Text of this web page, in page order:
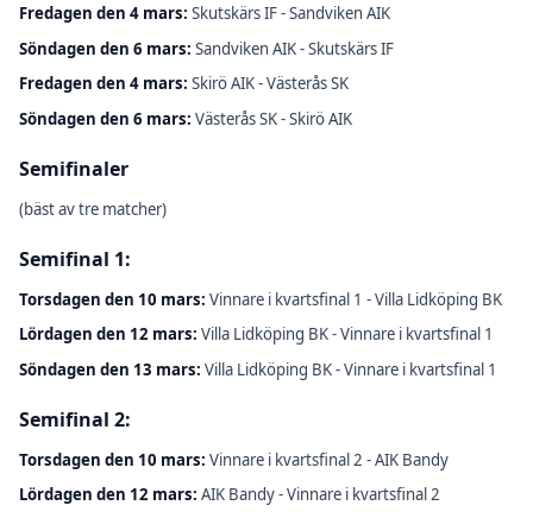
Fredagen den 4 mars: Skutskärs IF - Sandviken AIK
Söndagen den 6 mars: Sandviken AIK - Skutskärs IF
Fredagen den 4 mars: Skirö AIK - Västerås SK
Söndagen den 6 mars: Västerås SK - Skirö AIK
Semifinaler
(bäst av tre matcher)
Semifinal 1:
Torsdagen den 10 mars: Vinnare i kvartsfinal 1 - Villa Lidköping BK
Lördagen den 12 mars: Villa Lidköping BK - Vinnare i kvartsfinal 1
Söndagen den 13 mars: Villa Lidköping BK - Vinnare i kvartsfinal 1
Semifinal 2:
Torsdagen den 10 mars: Vinnare i kvartsfinal 2 - AIK Bandy
Lördagen den 12 mars: AIK Bandy - Vinnare i kvartsfinal 2